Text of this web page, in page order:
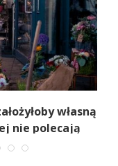
własną
nie polecają